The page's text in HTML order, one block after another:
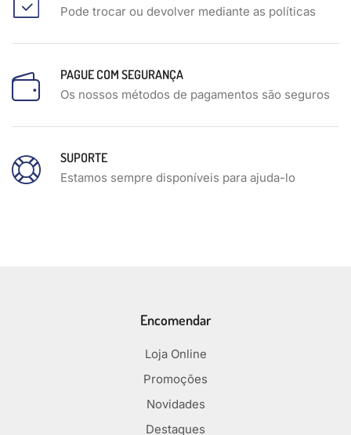
Pode trocar ou devolver mediante as políticas
PAGUE COM SEGURANÇA
Os nossos métodos de pagamentos são seguros
SUPORTE
Estamos sempre disponíveis para ajuda-lo
Encomendar
Loja Online
Promoções
Novidades
Destaques